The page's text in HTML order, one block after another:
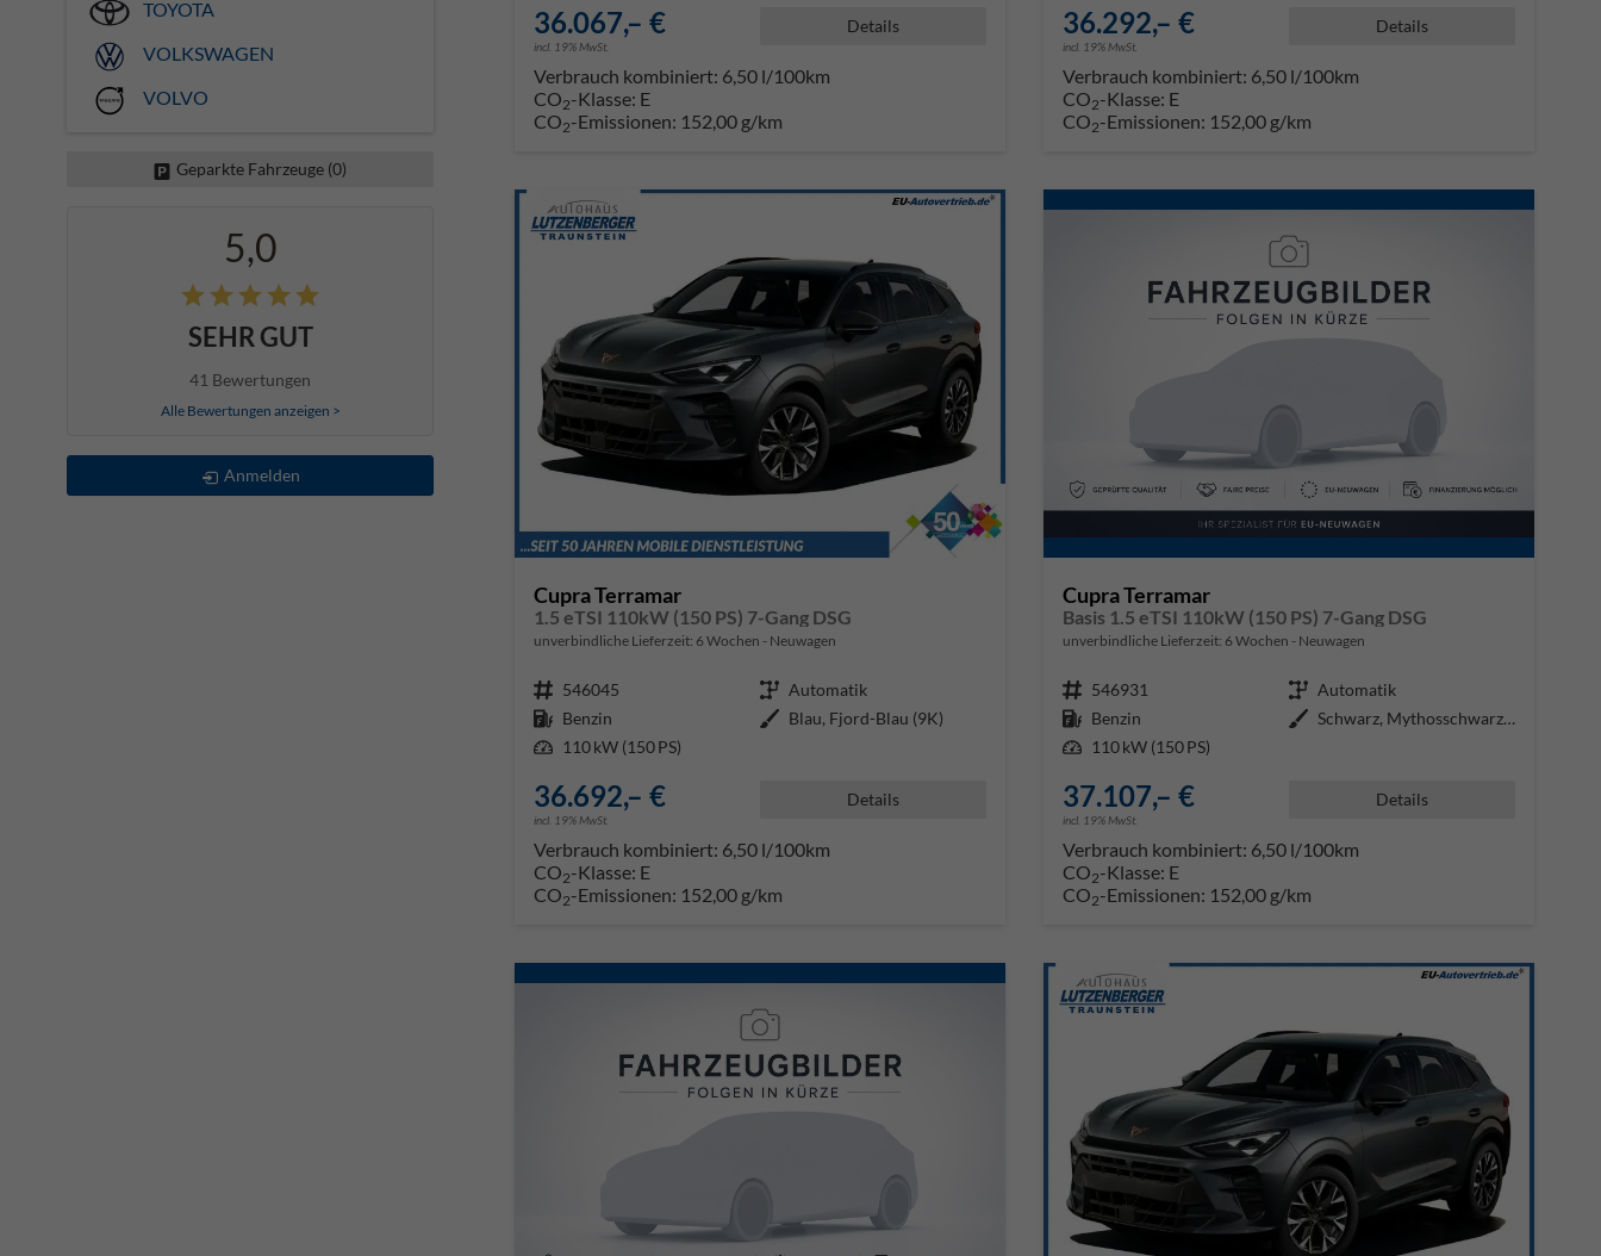
36.067,– €
incl. 19% MwSt.
Details
Verbrauch kombiniert: 6,50 l/100km
CO2-Klasse: E
CO2-Emissionen: 152,00 g/km
36.292,– €
incl. 19% MwSt.
Details
Verbrauch kombiniert: 6,50 l/100km
CO2-Klasse: E
CO2-Emissionen: 152,00 g/km
Cupra Terramar
1.5 eTSI 110kW (150 PS) 7-Gang DSG
unverbindliche Lieferzeit: 6 Wochen Neuwagen
Fahrzeugnr. 546045 Getriebe Automatik
Kraftstoff Benzin Außenfarbe Blau, Fjord-Blau (9K)
Leistung 110 kW (150 PS)
36.692,– €
incl. 19% MwSt.
Details
Verbrauch kombiniert: 6,50 l/100km
CO2-Klasse: E
CO2-Emissionen: 152,00 g/km
Cupra Terramar
Basis 1.5 eTSI 110kW (150 PS) 7-Gang DSG
unverbindliche Lieferzeit: 6 Wochen Neuwagen
Fahrzeugnr. 546931 Getriebe Automatik
Kraftstoff Benzin Außenfarbe
Schwarz, Mythosschwarz (0E)
Leistung 110 kW (150 PS)
37.107,– €
incl. 19% MwSt.
Details
Verbrauch kombiniert: 6,50 l/100km
CO2-Klasse: E
CO2-Emissionen: 152,00 g/km
TOYOTA
VOLKSWAGEN
VOLVO
Geparkte Fahrzeuge (0)
5,0
SEHR GUT
41 Bewertungen
Alle Bewertungen anzeigen >
Anmelden